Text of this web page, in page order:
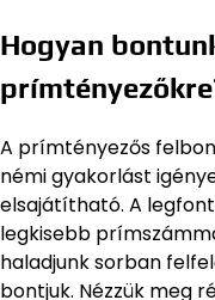
Hogyan
A prímtényezős
némi gyakorlást
elsajátítható. A
legkisebb
haladjunk sorban
bontjuk. Nézzük meg